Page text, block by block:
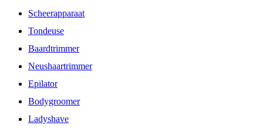
Scheerapparaat
Tondeuse
Baardtrimmer
Neushaartrimmer
Epilator
Bodygroomer
Ladyshave